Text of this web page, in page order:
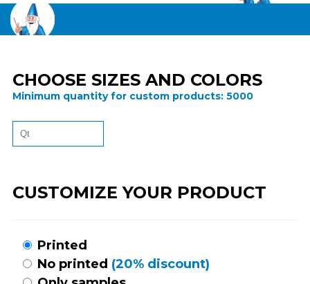
CHOOSE SIZES AND COLORS
Minimum quantity for custom products: 5000
CUSTOMIZE YOUR PRODUCT
Printed
No printed (20% discount)